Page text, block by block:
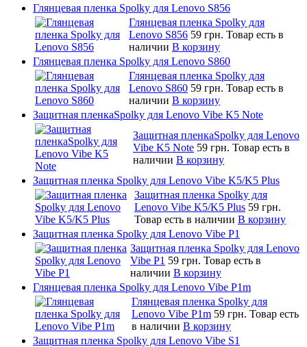
Глянцевая пленка Spolky для Lenovo S856
Глянцевая пленка Spolky для
Lenovo S856 59 грн. Товар есть в
наличии В корзину
Глянцевая пленка Spolky для Lenovo S860
Глянцевая пленка Spolky для
Lenovo S860 59 грн. Товар есть в
наличии В корзину
Защитная пленкаSpolky для Lenovo Vibe K5 Note
Защитная пленкаSpolky для Lenovo
Vibe K5 Note 59 грн. Товар есть в
наличии В корзину
Защитная пленка Spolky для Lenovo Vibe K5/K5 Plus
Защитная пленка Spolky для
Lenovo Vibe K5/K5 Plus 59 грн.
Товар есть в наличии В корзину
Защитная пленка Spolky для Lenovo Vibe P1
Защитная пленка Spolky для Lenovo
Vibe P1 59 грн. Товар есть в
наличии В корзину
Глянцевая пленка Spolky для Lenovo Vibe P1m
Глянцевая пленка Spolky для
Lenovo Vibe P1m 59 грн. Товар есть
в наличии В корзину
Защитная пленка Spolky для Lenovo Vibe S1